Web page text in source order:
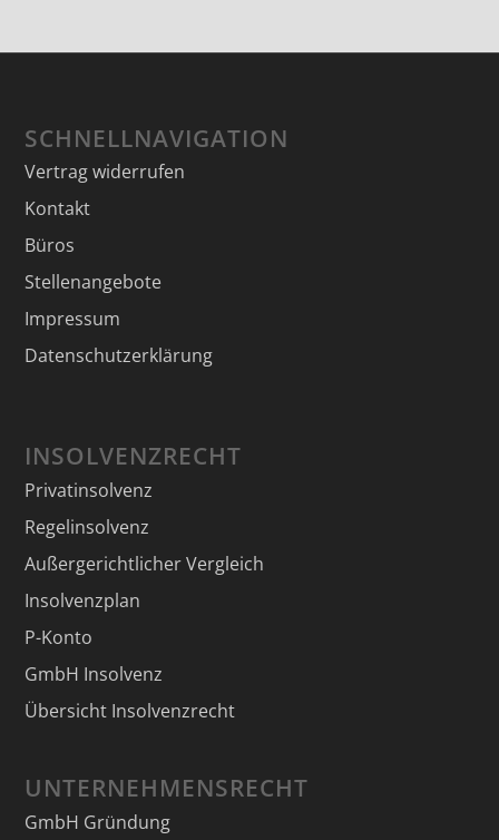
SCHNELLNAVIGATION
Vertrag widerrufen
Kontakt
Büros
Stellenangebote
Impressum
Datenschutzerklärung
INSOLVENZRECHT
Privatinsolvenz
Regelinsolvenz
Außergerichtlicher Vergleich
Insolvenzplan
P-Konto
GmbH Insolvenz
Übersicht Insolvenzrecht
UNTERNEHMENSRECHT
GmbH Gründung